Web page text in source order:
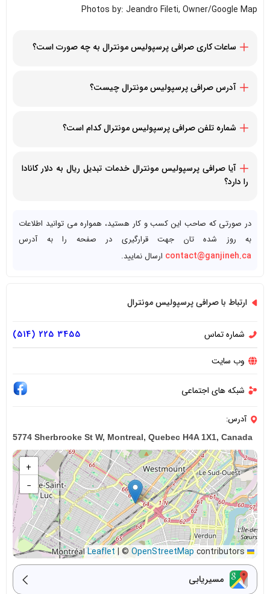
Photos by: Jeandro Fileti, Owner/Google Map
ساعات کاری صرافی پرسپولیس مونترال به چه صورت است؟
آدرس صرافی پرسپولیس مونترال چیست؟
شماره تلفن صرافی پرسپولیس مونترال کدام است؟
آیا صرافی پرسپولیس مونترال خدمات تبدیل ریال به دلار کانادا
را دارد؟
در صورتی که صاحب این کسب و کار هستید، همواره می توانید اطلاعات
به روز شده تان جهت قرارگیری در صفحه را به آدرس
contact@ganjineh.ca ارسال نمایید.
ارتباط با صرافی پرسپولیس مونترال
شماره تماس
3455 225 (514)
وب سایت
شبکه های اجتماعی
آدرس:
5774 Sherbrooke St W, Montreal, Quebec H4A 1X1, Canada
+
−
|© OpenStreetMap contributors
مسیریابی